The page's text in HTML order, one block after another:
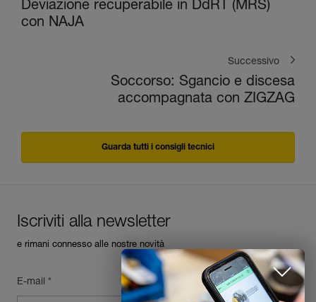
Deviazione recuperabile in DdRT (MRS)
con NAJA
Successivo
Soccorso: Sgancio e discesa
accompagnata con ZIGZAG
Guarda tutti i consigli tecnici
Iscriviti alla newsletter
e rimani connesso alle nostre novità
E-mail *